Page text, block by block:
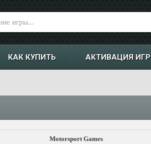
КАК КУПИТЬ АКТИВАЦИЯ ИГР
Motorsport Games